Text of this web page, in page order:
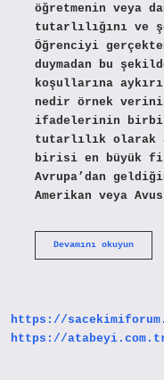
öğretmenin veya
tutarlılığını ve
Öğrenciyi
duymadan bu
koşullarına
nedir örnek
ifadelerinin
tutarlılık olarak
birisi en büyük
Avrupa’dan
Amerikan veya
Devamını okuyun
https://
https://